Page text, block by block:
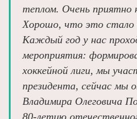
теплом. Очень приятно
Хорошо, что это стало
Каждый год у нас
мероприятия:
хоккейной лиги, мы
президента, сейчас мы
Владимира Олеговича
80‑летию